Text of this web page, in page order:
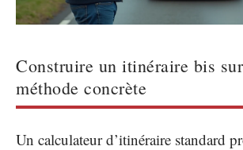
Construire un itinéraire bis
méthode concrète
Un calculateur d’itinéraire standard